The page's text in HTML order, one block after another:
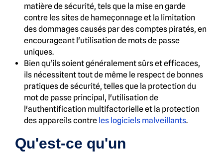
matière de sécurité, tels que la mise en garde
contre les sites de hameçonnage et la limitation
des dommages causés par des comptes piratés, en
encourageant l'utilisation de mots de passe
uniques.
Bien qu'ils soient généralement sûrs et efficaces,
ils nécessitent tout de même le respect de bonnes
pratiques de sécurité, telles que la protection du
mot de passe principal, l'utilisation de
l'authentification multifactorielle et la protection
des appareils contre les logiciels malveillants.
Qu'est-ce qu'un